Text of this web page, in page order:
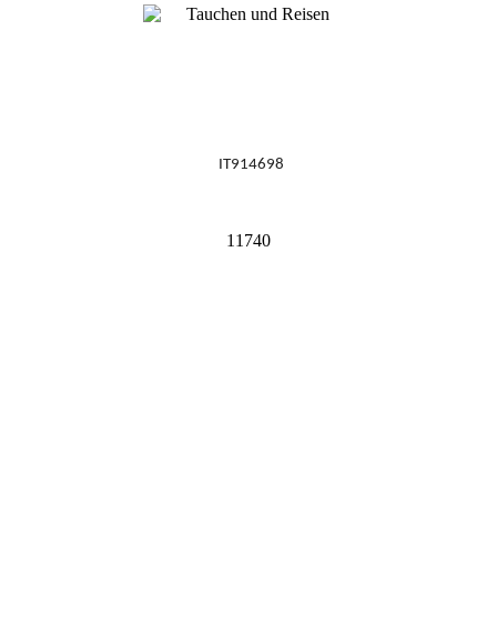
IT914698
11740